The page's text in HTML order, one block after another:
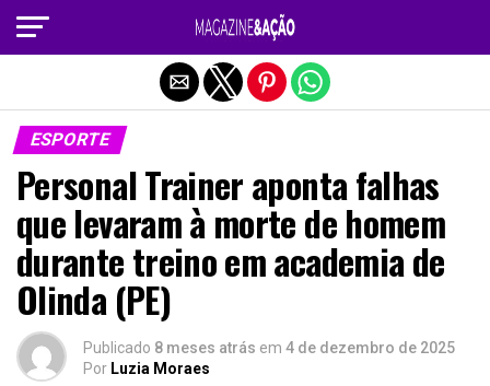
ESPORTE
Personal Trainer aponta falhas
que levaram à morte de homem
durante treino em academia de
Olinda (PE)
Publicado 8 meses atrás em 4 de dezembro de 2025
Por Luzia Moraes
Sair da versão mobile